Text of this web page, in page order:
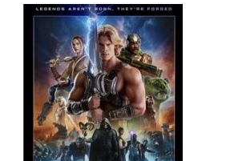
b
o
o
k